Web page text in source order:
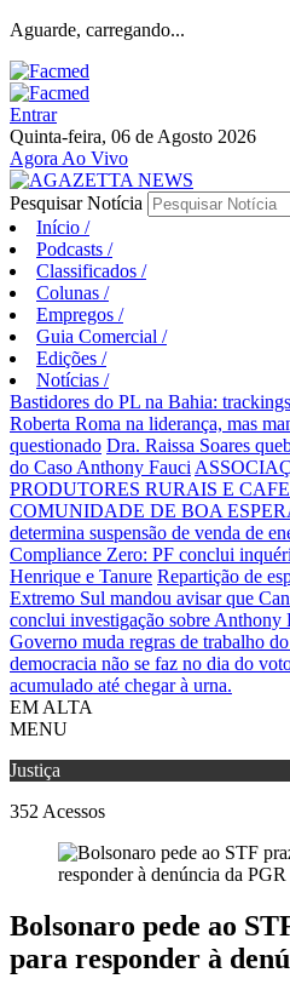
Aguarde, carregando...
Entrar
Quinta-feira, 06 de Agosto 2026
Agora Ao Vivo
Pesquisar Notícia
Início /
Podcasts /
Classificados /
Colunas /
Empregos /
Guia Comercial /
Edições /
Notícias /
Bastidores do PL na Bahia:
Roberta Roma na liderança, mas
questionado Dra. Raissa Soares
do Caso Anthony Fauci
PRODUTORES RURAIS E
COMUNIDADE DE BOA
determina suspensão de venda de
Compliance Zero: PF conclui
Henrique e Tanure Repartição de
Extremo Sul mandou avisar que
conclui investigação sobre
Governo muda regras de trabalho
democracia não se faz no dia do
acumulado até chegar à urna.
EM ALTA
MENU
Justiça
352 Acessos
Bolsonaro pede ao
para responder à